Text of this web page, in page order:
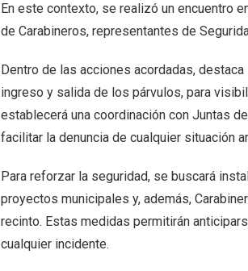
En este contexto, se realizó un encuentro
de Carabineros, representantes de
Dentro de las acciones acordadas,
ingreso y salida de los párvulos, para
establecerá una coordinación con Juntas
facilitar la denuncia de cualquier situación
Para reforzar la seguridad, se buscará
proyectos municipales y, además,
recinto. Estas medidas permitirán
cualquier incidente.